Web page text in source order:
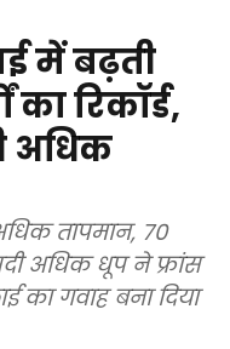
में बढ़ती
का रिकॉर्ड,
अधिक
तापमान, 70
अधिक धूप ने फ्रांस
का गवाह बना दिया